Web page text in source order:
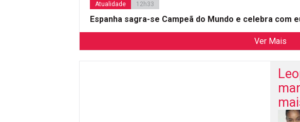
Atualidade 12h33
Espanha sagra-se Campeã do Mundo e celebra com
Ver Mais